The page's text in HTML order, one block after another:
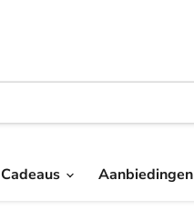
Cadeaus Aanbiedingen